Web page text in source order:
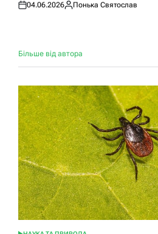
Оприлюднено
04.06.2026
Опубліковано
Понька Святослав
Більше від автора